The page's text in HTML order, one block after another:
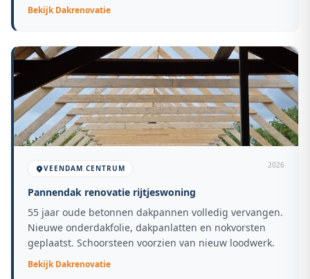
BekijkDakrenovatie
VEENDAM CENTRUM 2026
Pannendak renovatie rijtjeswoning
55 jaar oude betonnen dakpannen volledig vervangen.
Nieuwe onderdakfolie, dakpanlatten en nokvorsten
geplaatst. Schoorsteen voorzien van nieuw loodwerk.
BekijkDakrenovatie